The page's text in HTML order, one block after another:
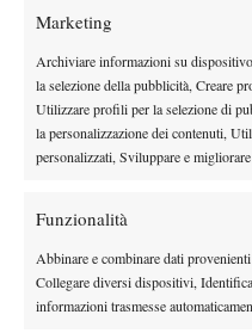
Marketing
Archiviare informazioni su
la selezione della pubblicità, Creare
Utilizzare profili per la selezione di
la personalizzazione dei contenuti,
personalizzati, Sviluppare e
Funzionalità
Abbinare e combinare dati
Collegare diversi dispositivi,
informazioni trasmesse
per Crema)
Eva Segato (C) b. Martina
(C) b. Rebecca Lo Pumo (R)
Serie C maschile – Gara di
Tennis Club Crema – Circolo
Filip Duda (Ca) b. Leonardo
Giovanni Dell’Atti (Ca) 6-4
Ricci (Cr) 6-4 6-3, Duda/Leo